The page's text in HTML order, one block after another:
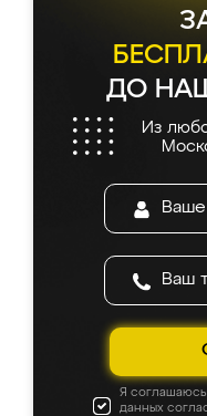
ДО
Из
Я
данных